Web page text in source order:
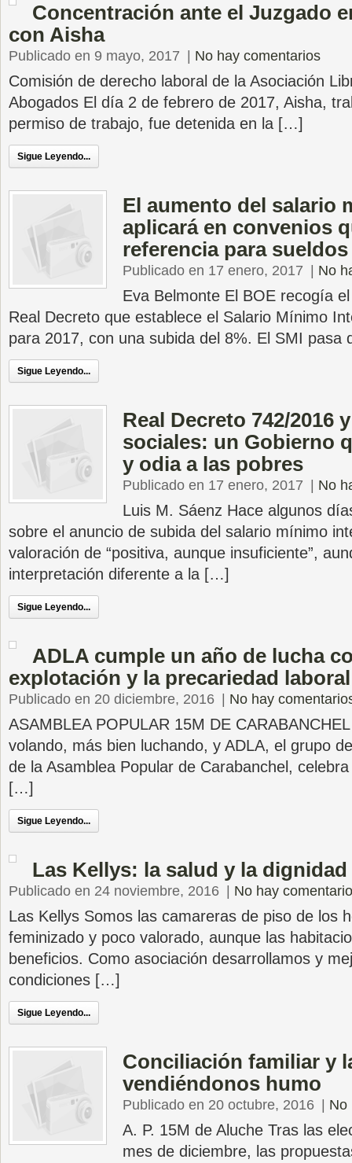
Concentración ante el Juzgado
con Aisha
Publicado en 9 mayo, 2017 No hay comentarios
Comisión de derecho laboral de la Asociación
Abogados El día 2 de febrero de 2017, Aisha,
permiso de trabajo, fue detenida en la […]
Sigue Leyendo...
El aumento del salario
aplicará en convenios
referencia para
Publicado en 17 enero, 2017 No
Eva Belmonte El BOE recogía
Real Decreto que establece el Salario Mínimo
para 2017, con una subida del 8%. El SMI
Sigue Leyendo...
Real Decreto 742/2016
sociales: un Gobierno
y odia a las pobres
Publicado en 17 enero, 2017 No
Luis M. Sáenz Hace algunos
sobre el anuncio de subida del salario mínimo
valoración de “positiva, aunque insuficiente”,
interpretación diferente a la […]
Sigue Leyendo...
ADLA cumple un año de lucha
explotación y la precariedad laboral
Publicado en 20 diciembre, 2016 No hay
ASAMBLEA POPULAR 15M DE
volando, más bien luchando, y ADLA, el grupo
de la Asamblea Popular de Carabanchel,
[…]
Sigue Leyendo...
Las Kellys: la salud y la
Publicado en 24 noviembre, 2016 No hay
Las Kellys Somos las camareras de piso de los
feminizado y poco valorado, aunque las
beneficios. Como asociación desarrollamos y
condiciones […]
Sigue Leyendo...
Conciliación familiar y
vendiéndonos humo
Publicado en 20 octubre, 2016 No
A. P. 15M de Aluche Tras las
mes de diciembre, las